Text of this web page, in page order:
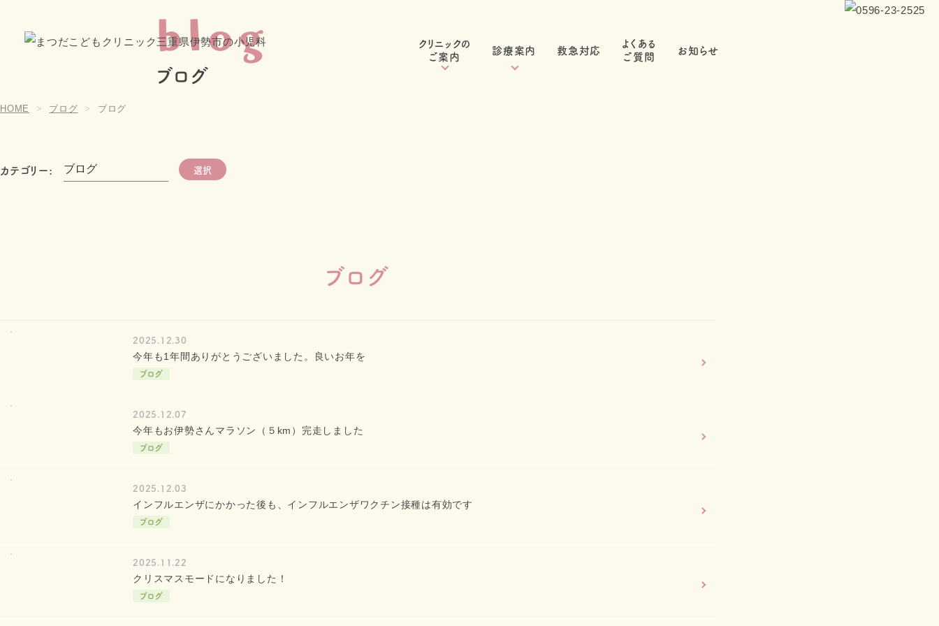
クリニックの
ご案内
診療案内 救急対応
よくある
ご質問
お知らせ
blog
ブログ
HOME ブログ ブログ
カテゴリー: 選択
ブログ
2025.12.30
今年も1年間ありがとうございました。良いお年を
ブログ
2025.12.07
今年もお伊勢さんマラソン（５km）完走しました
ブログ
2025.12.03
インフルエンザにかかった後も、インフルエンザワクチン接種は有効です
ブログ
2025.11.22
クリスマスモードになりました！
ブログ